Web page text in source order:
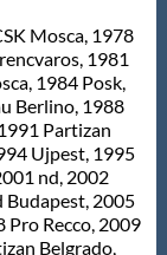
Mosca, 1978
1981
1984 Posk,
Berlino, 1988
Partizan
Ujpest, 1995
nd, 2002
Budapest, 2005
Pro Recco, 2009
Belgrado,